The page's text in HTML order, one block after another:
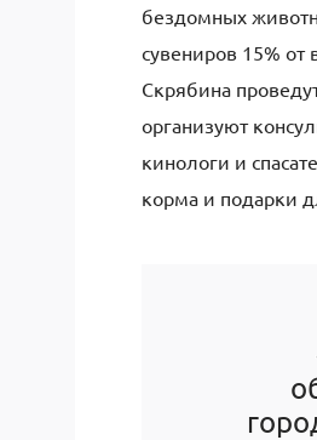
бездомных
сувениров 15%
Скрябина
организуют
кинологи и
корма и подарки